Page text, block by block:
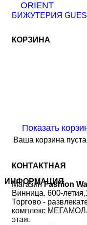
ORIENT
БИЖУТЕРИЯ
КОРЗИНА
Показать
Ваша корзина
КОНТАКТНАЯ
ИНФОРМАЦИЯ
МагазинFashion
Винница. 600-
Торгово -
комплекс
этаж.